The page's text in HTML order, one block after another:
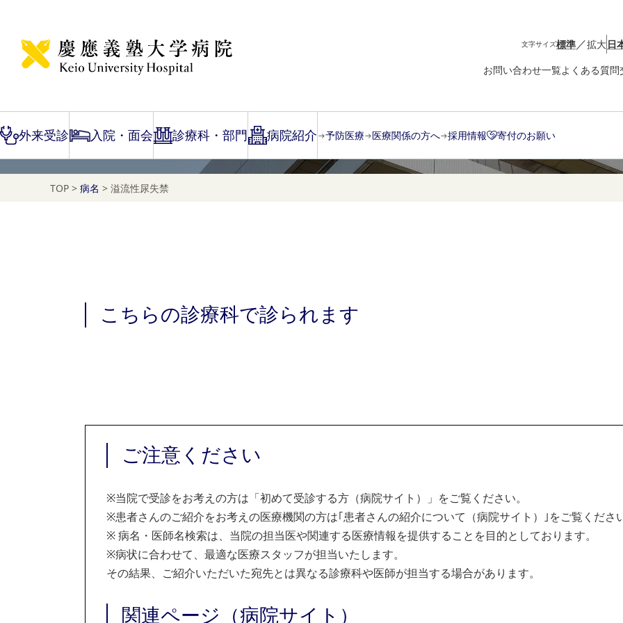
文字サイズ標準／拡大日
お問い合わせ一覧よくある質問
外来受診 入院・面会 診療科・部門 病院紹介 予防医療 医療関係の方へ 採用情報 寄付のお願い
Disease Name Search
TOP > 病名 > 溢流性尿失禁
こちらの診療科で診られます
ご注意ください
※当院で受診をお考えの方は「初めて受診する方（病院サイト）」をご覧ください。
※患者さんのご紹介をお考えの医療機関の方は｢患者さんの紹介について（病院サイト）｣をご覧くださ
※病名・医師名検索は、当院の担当医や関連する医療情報を提供することを目的としております。
※病状に合わせて、最適な医療スタッフが担当いたします。
その結果、ご紹介いただいた宛先とは異なる診療科や医師が担当する場合があります。
関連ページ（病院サイト）